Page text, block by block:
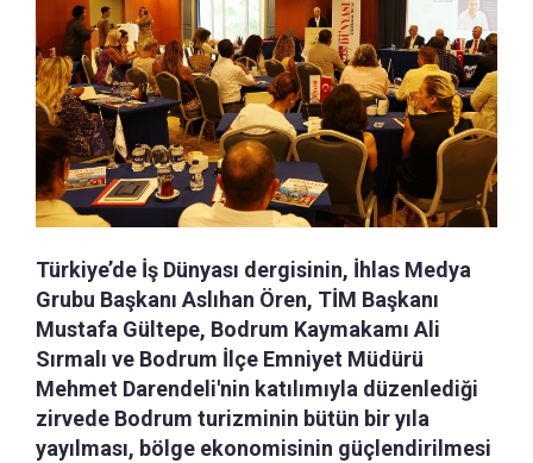
Türkiye’de İş Dünyası dergisinin, İhlas Medya
Grubu Başkanı Aslıhan Ören, TİM Başkanı
Mustafa Gültepe, Bodrum Kaymakamı Ali
Sırmalı ve Bodrum İlçe Emniyet Müdürü
Mehmet Darendeli'nin katılımıyla düzenlediği
zirvede Bodrum turizminin bütün bir yıla
yayılması, bölge ekonomisinin güçlendirilmesi